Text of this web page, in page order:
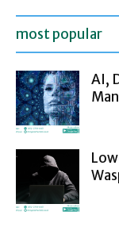
most popular
AI,